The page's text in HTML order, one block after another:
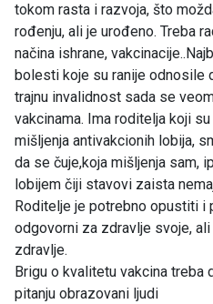
tokom rasta i razvoja, što
rođenju, ali je urođeno. Treba
načina ishrane,
bolesti koje su ranije odnosile
trajnu invalidnost sada se
vakcinama. Ima roditelja koji
mišljenja antivakcionih lobija,
da se čuje,koja mišljenja sam,
lobijem čiji stavovi zaista
Roditelje je potrebno opustiti i
odgovorni za zdravlje svoje,
zdravlje.
Brigu o kvalitetu vakcina treba
pitanju obrazovani ljudi